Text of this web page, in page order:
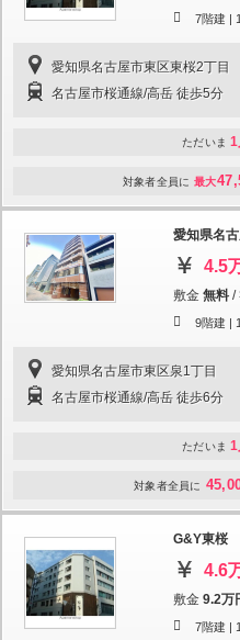
7階建 |
愛知県名古屋市東区東桜2丁目
名古屋市桜通線/高岳 徒歩5分
ただいま 1
対象者全員に 最大
愛知県名
4.5
敷金 無料 /
9階建 |
愛知県名古屋市東区泉1丁目
名古屋市桜通線/高岳 徒歩6分
ただいま 1
対象者全員に
G&Y東桜
4.6
敷金 9.2万
7階建 |